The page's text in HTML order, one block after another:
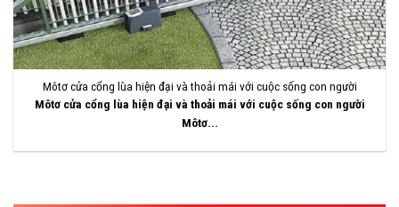
Môtơ cửa cổng lùa hiện đại và thoải mái với cuộc sống con người
Môtơ cửa cổng lùa hiện đại và thoải mái với cuộc sống con người
Môtơ...